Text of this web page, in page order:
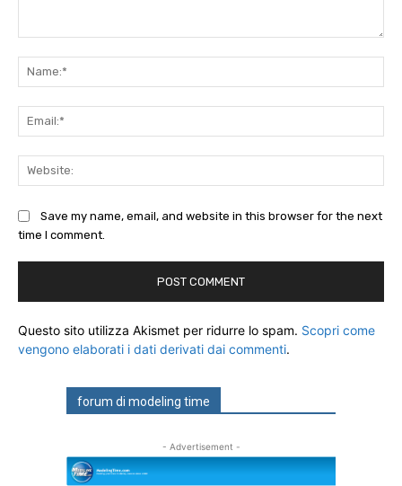
Save my name, email, and website in this browser for the next
time I comment.
Questo sito utilizza Akismet per ridurre lo spam. Scopri come
vengono elaborati i dati derivati dai commenti.
forum di modeling time
- Advertisement -